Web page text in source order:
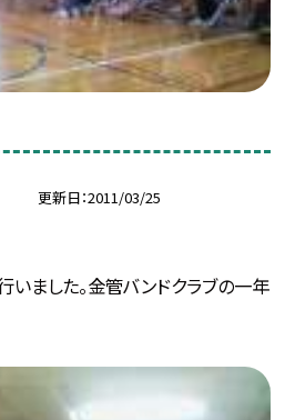
更新日 2011/03/25
いました。金管バンドクラブの一年